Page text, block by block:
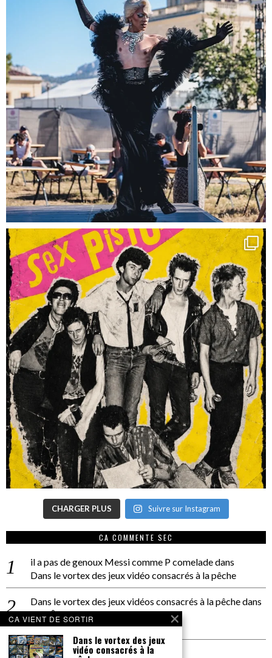
CHARGER PLUS Suivre sur Instagram
CA COMMENTE SEC
il a pas de genoux Messi comme P comeladedans
Dans le vortex des jeux vidéo consacrés à la pêche
Dans le vortex des jeux vidéos consacrés à la pêchedans
PACÔME THIELLEMENT
La séance d’Hip Gnose
La Patrie dans
CA VIENT DE SORTIR
Dans le vortex des jeux
vidéo consacrés à la